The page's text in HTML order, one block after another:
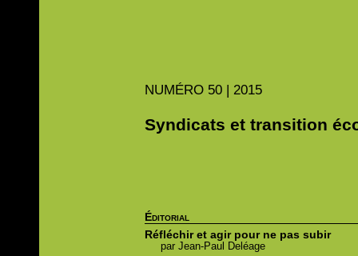
NUMÉRO 50 | 2015
Syndicats et transition
Éditorial
Réfléchir et agir pour ne pas subir
parJean-Paul Deléage